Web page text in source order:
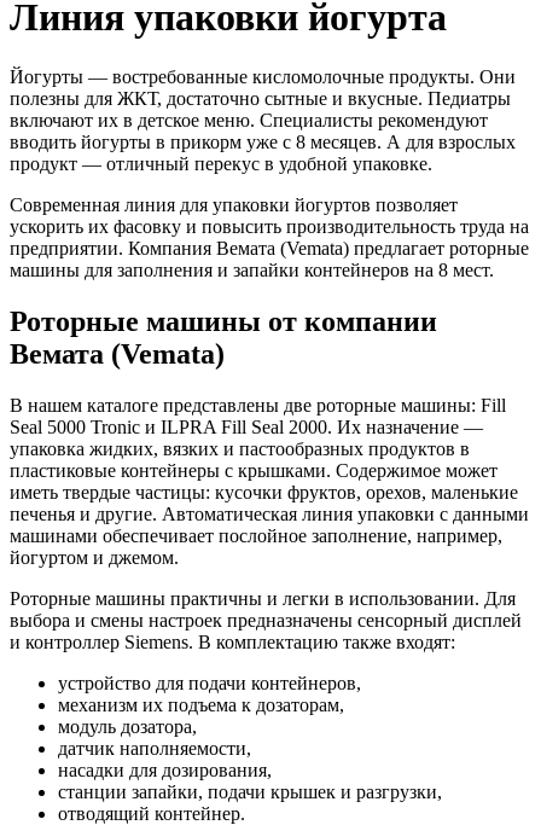
Линия упаковки йогурта
Йогурты — востребованные кисломолочные продукты. Они
полезны для ЖКТ, достаточно сытные и вкусные. Педиатры
включают их в детское меню. Специалисты рекомендуют
вводить йогурты в прикорм уже с 8 месяцев. А для взрослых
продукт — отличный перекус в удобной упаковке.
Современная линия для упаковки йогуртов позволяет
ускорить их фасовку и повысить производительность труда на
предприятии. Компания Вемата (Vemata) предлагает роторные
машины для заполнения и запайки контейнеров на 8 мест.
Роторные машины от компании
Вемата (Vemata)
В нашем каталоге представлены две роторные машины: Fill
Seal 5000 Tronic и ILPRA Fill Seal 2000. Их назначение —
упаковка жидких, вязких и пастообразных продуктов в
пластиковые контейнеры с крышками. Содержимое может
иметь твердые частицы: кусочки фруктов, орехов, маленькие
печенья и другие. Автоматическая линия упаковки с данными
машинами обеспечивает послойное заполнение, например,
йогуртом и джемом.
Роторные машины практичны и легки в использовании. Для
выбора и смены настроек предназначены сенсорный дисплей
и контроллер Siemens. В комплектацию также входят:
устройство для подачи контейнеров,
механизм их подъема к дозаторам,
модуль дозатора,
датчик наполняемости,
насадки для дозирования,
станции запайки, подачи крышек и разгрузки,
отводящий контейнер.